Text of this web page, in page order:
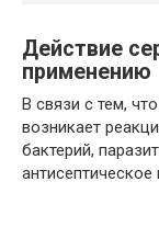
Действие
применению
В связи с тем,
возникает
бактерий,
антисептическое